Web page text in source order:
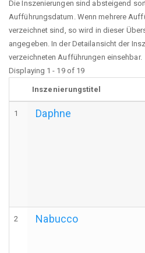
Die Inszenierungen sind absteigend
Aufführungsdatum. Wenn mehrere
verzeichnet sind, so wird in dieser
angegeben. In der Detailansicht der
verzeichneten Aufführungen einsehbar.
Displaying 1 - 19 of 19
Inszenierungstitel
1 Daphne
2 Nabucco